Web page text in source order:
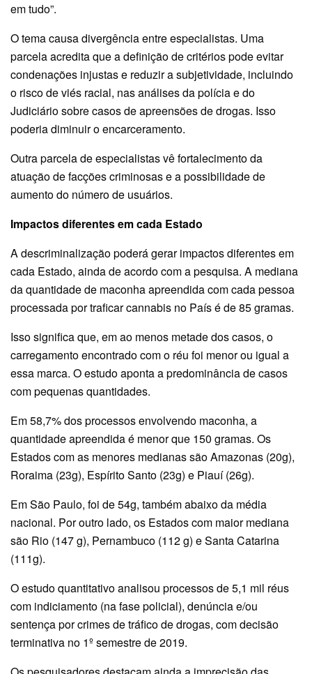
em tudo”.
O tema causa divergência entre especialistas. Uma
parcela acredita que a definição de critérios pode evitar
condenações injustas e reduzir a subjetividade, incluindo
o risco de viés racial, nas análises da polícia e do
Judiciário sobre casos de apreensões de drogas. Isso
poderia diminuir o encarceramento.
Outra parcela de especialistas vê fortalecimento da
atuação de facções criminosas e a possibilidade de
aumento do número de usuários.
Impactos diferentes em cada Estado
A descriminalização poderá gerar impactos diferentes em
cada Estado, ainda de acordo com a pesquisa. A mediana
da quantidade de maconha apreendida com cada pessoa
processada por traficar cannabis no País é de 85 gramas.
Isso significa que, em ao menos metade dos casos, o
carregamento encontrado com o réu foi menor ou igual a
essa marca. O estudo aponta a predominância de casos
com pequenas quantidades.
Em 58,7% dos processos envolvendo maconha, a
quantidade apreendida é menor que 150 gramas. Os
Estados com as menores medianas são Amazonas (20g),
Roraima (23g), Espírito Santo (23g) e Piauí (26g).
Em São Paulo, foi de 54g, também abaixo da média
nacional. Por outro lado, os Estados com maior mediana
são Rio (147 g), Pernambuco (112 g) e Santa Catarina
(111g).
O estudo quantitativo analisou processos de 5,1 mil réus
com indiciamento (na fase policial), denúncia e/ou
sentença por crimes de tráfico de drogas, com decisão
terminativa no 1º semestre de 2019.